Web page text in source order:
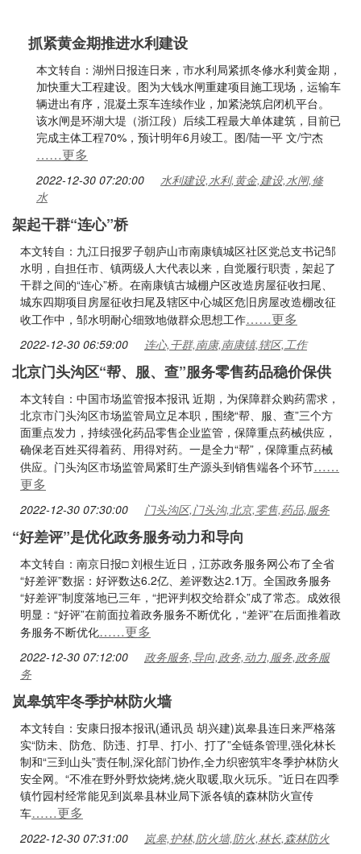
抓紧黄金期推进水利建设
本文转自：湖州日报连日来，市水利局紧抓冬修水利黄金期，
加快重大工程建设。图为大钱水闸重建项目施工现场，运输车
辆进出有序，混凝土泵车连续作业，加紧浇筑启闭机平台。
该水闸是环湖大堤（浙江段）后续工程最大单体建筑，目前已
完成主体工程70%，预计明年6月竣工。图/陆一平 文/宁杰
……更多
2022-12-30 07:20:00
水利建设,水利,黄金,建设,水闸,修
水
架起干群“连心”桥
本文转自：九江日报罗子朝庐山市南康镇城区社区党总支书记邹
水明，自担任市、镇两级人大代表以来，自觉履行职责，架起了
干群之间的“连心”桥。在南康镇古城棚户区改造房屋征收扫尾、
城东四期项目房屋征收扫尾及辖区中心城区危旧房屋改造棚改征
收工作中，邹水明耐心细致地做群众思想工作……更多
2022-12-30 06:59:00 连心,干群,南康,南康镇,辖区,工作
北京门头沟区“帮、服、查”服务零售药品稳价保供
本文转自：中国市场监管报本报讯 近期，为保障群众购药需求，
北京市门头沟区市场监管局立足本职，围绕“帮、服、查”三个方
面重点发力，持续强化药品零售企业监管，保障重点药械供应，
确保老百姓买得着药、用得对药。一是全力“帮”，保障重点药械
供应。门头沟区市场监管局紧盯生产源头到销售端各个环节……
更多
2022-12-30 07:30:00 门头沟区,门头沟,北京,零售,药品,服务
“好差评”是优化政务服务动力和导向
本文转自：南京日报□ 刘根生近日，江苏政务服务网公布了全省
“好差评”数据：好评数达6.2亿、差评数达2.1万。全国政务服务
“好差评”制度落地已三年，“把评判权交给群众”成了常态。成效很
明显：“好评”在前面拉着政务服务不断优化，“差评”在后面推着政
务服务不断优化……更多
2022-12-30 07:12:00
政务服务,导向,政务,动力,服务,政务服
务
岚皋筑牢冬季护林防火墙
本文转自：安康日报本报讯(通讯员 胡兴建)岚皋县连日来严格落
实“防未、防危、防违、打早、打小、打了”全链条管理,强化林长
制和“三到山头”责任制,深化部门协作,全力织密筑牢冬季护林防火
安全网。“不准在野外野炊烧烤,烧火取暖,取火玩乐。”近日在四季
镇竹园村经常能见到岚皋县林业局下派各镇的森林防火宣传
车……更多
2022-12-30 07:31:00 岚皋,护林,防火墙,防火,林长,森林防火